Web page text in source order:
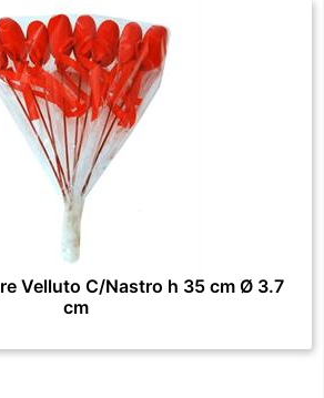
Velluto C/Nastro h 35 cm Ø 3.7
cm